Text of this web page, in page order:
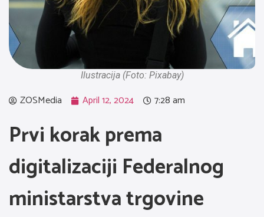
Ilustracija (Foto: Pixabay)
ZOSMedia April 12, 2024 7:28 am
Prvi korak prema
digitalizaciji Federalnog
ministarstva trgovine